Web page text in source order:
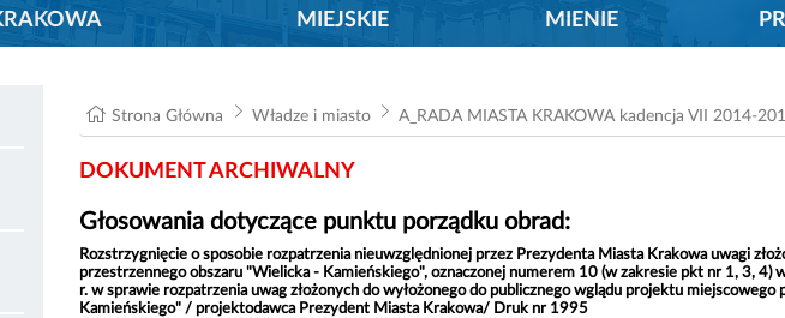
MIEJSKIE
MIENIE
Strona Główna Władze i miasto A_RADA MIASTA KRAKOWA kadencja VII 2014-
DOKUMENT ARCHIWALNY
Głosowania dotyczące punktu porządku obrad:
Rozstrzygnięcie o sposobie rozpatrzenia nieuwzględnionej przez Prezydenta Miasta Krakowa uwagi
przestrzennego obszaru "Wielicka - Kamieńskiego", oznaczonej numerem 10 (w zakresie pkt nr 1, 3,
r. w sprawie rozpatrzenia uwag złożonych do wyłożonego do publicznego wglądu projektu
Kamieńskiego" / projektodawca Prezydent Miasta Krakowa/ Druk nr 1995